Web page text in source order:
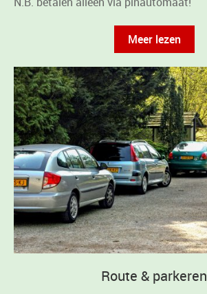
Meer lezen
Route & parkeren